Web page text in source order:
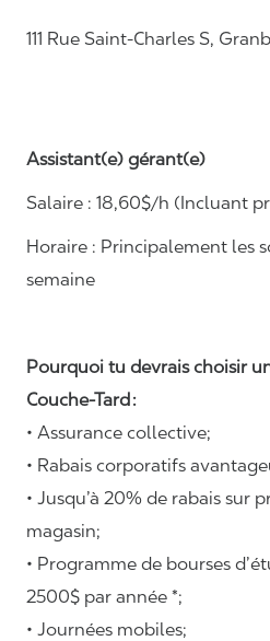
111 Rue Saint-Charles S,
Assistant(e) gérant(e)
Salaire : 18,60$/h (Incluant
Horaire : Principalement les
semaine
Pourquoi tu devrais choisir
Couche-Tard :
• Assurance collective;
• Rabais corporatifs
• Jusqu’à 20% de rabais sur
magasin;
• Programme de bourses
2500$ par année *;
• Journées mobiles;